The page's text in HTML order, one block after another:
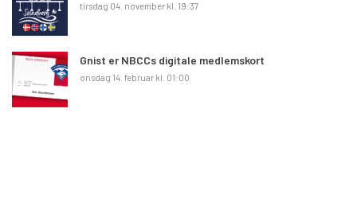
tirsdag 04. november kl. 19:37
Gnist er NBCCs digitale medlemskort
onsdag 14. februar kl. 01:00